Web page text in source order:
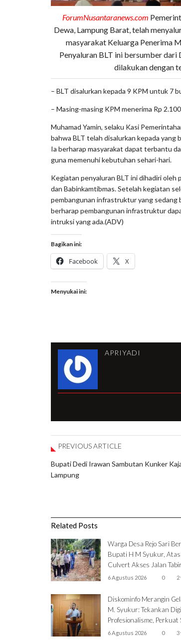
ForumNusantaranews.com
Dewa, Lampung Barat, telah
masyarakat Keluarga Penerima
Penyaluran BLT ini bersumber dari
dilakukan dengan
– BLT disalurkan kepada 9 KPM untuk 7
– Masing-masing KPM menerima Rp
Muhamad Yamin, selaku Kasi
bahwa BLT telah disalurkan kepada yang
Ia berharap masyarakat dapat terbantu
guna memenuhi kebutuhan sehari-hari.
Kegiatan penyaluran BLT ini dihadiri oleh
dan Babinkamtibmas. Setelah kegiatan
pembangunan infrastruktur yang sedang
berharap pembangunan infrastruktur
intruksi yang ada.(ADV)
Bagikan ini:
Facebook X
Menyukai ini:
APRIYADI
PREVIOUS ARTICLE
Bupati Dedi Irawan Sambutan Kunker
Lampung
Related Posts
Warga Desa Rejo Sari
Bupati H M Syukur,
Culvert Akses Jalan
6 Agustus 2026 0 2
Diskominfo Merangin
M. Syukur: Tekankan
Profesionalisme, Perkuat
6 Agustus 2026 0 3